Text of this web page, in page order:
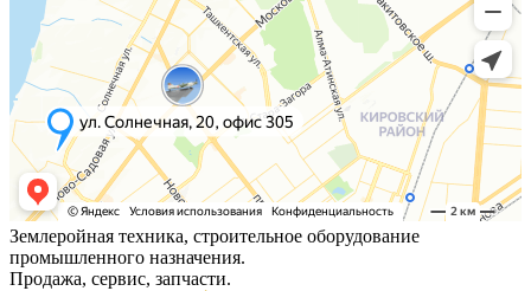
Землеройная техника, строительное оборудование
промышленного назначения.
Продажа, сервис, запчасти.